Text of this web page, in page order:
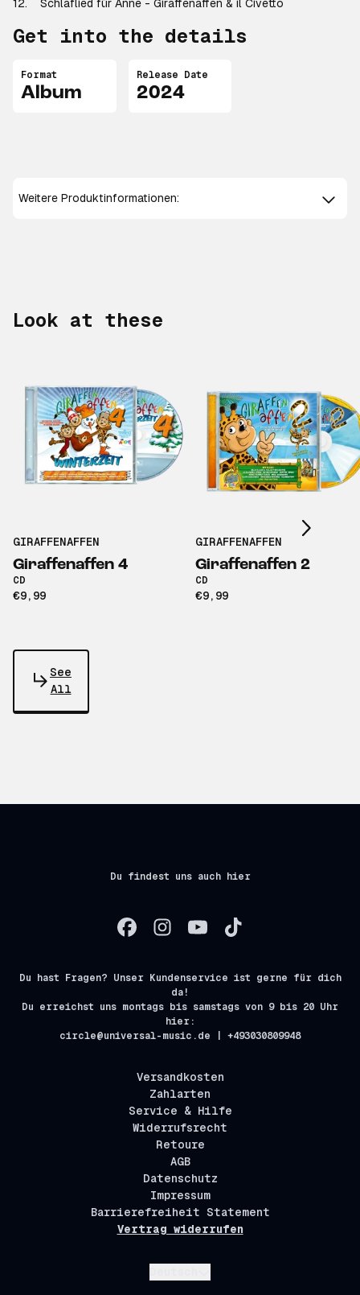
12. Schlaflied für Anne - Giraffenaffen & il Civetto
Get into the details
Format
Album
Release Date
2024
Weitere Produktinformationen:
Look at these
GIRAFFENAFFEN
Giraffenaffen 4
CD
€9,99
GIRAFFENAFFEN
Giraffenaffen 2
CD
€9,99
Scroll right
See
All
Du findest uns auch hier
Du hast Fragen? Unser Kundenservice ist gerne für dich
da!
Du erreichst uns montags bis samstags von 9 bis 20 Uhr
hier:
circle@universal-music.de | +493030809948
Versandkosten
Zahlarten
Service & Hilfe
Widerrufsrecht
Retoure
AGB
Datenschutz
Impressum
Barrierefreiheit Statement
Vertrag widerrufen